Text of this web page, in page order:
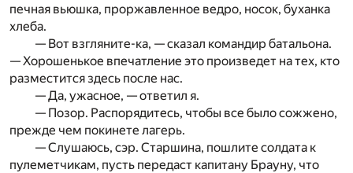
печная вьюшка, проржавленное ведро, носок, буханка
хлеба.
— Вот взгляните-ка, — сказал командир батальона.
— Хорошенькое впечатление это произведет на тех, кто
разместится здесь после нас.
— Да, ужасное, — ответил я.
— Позор. Распорядитесь, чтобы все было сожжено,
прежде чем покинете лагерь.
— Слушаюсь, сэр. Старшина, пошлите солдата к
пулеметчикам, пусть передаст капитану Брауну, что